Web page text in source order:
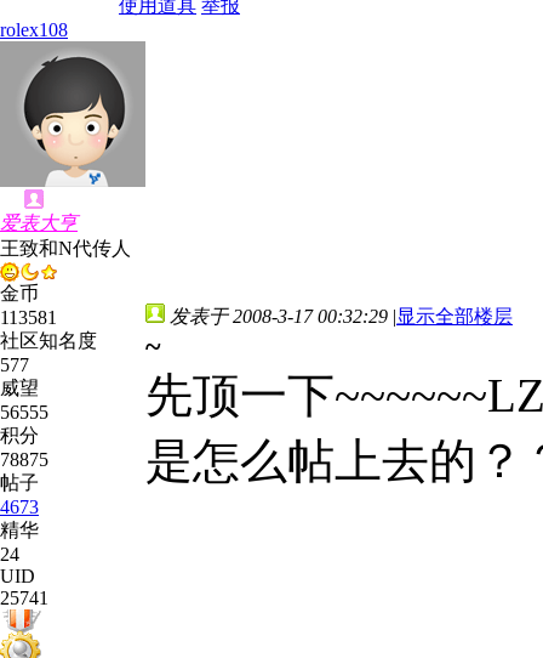
使用道具 举报
rolex108
爱表大亨
王致和N代传人
金币
113581
社区知名度
577
威望
56555
积分
78875
帖子
4673
精华
24
UID
25741
发表于 2008-3-17 00:32:29 |显示全部楼层
~
先顶一下
是怎么帖上去的？